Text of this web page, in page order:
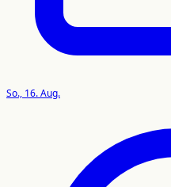
So., 16. Aug.